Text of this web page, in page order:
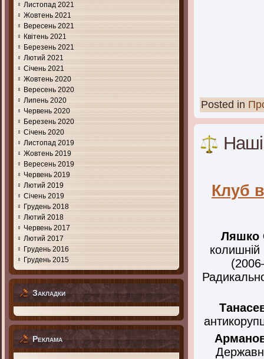
Листопад 2021
Жовтень 2021
Вересень 2021
Квітень 2021
Березень 2021
Лютий 2021
Січень 2021
Жовтень 2020
Вересень 2020
Липень 2020
Червень 2020
Березень 2020
Січень 2020
Листопад 2019
Жовтень 2019
Вересень 2019
Червень 2019
Лютий 2019
Січень 2019
Грудень 2018
Лютий 2018
Червень 2017
Лютий 2017
Грудень 2016
Грудень 2015
Закладки
Реклама
Posted in
Клуб
Ляшко